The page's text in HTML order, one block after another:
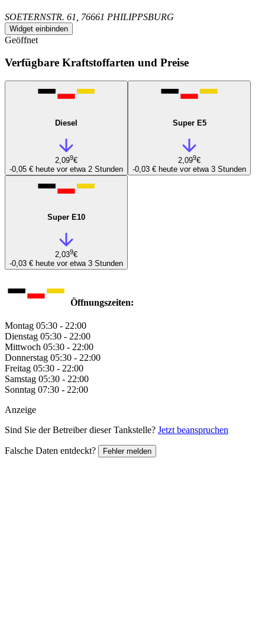
SOETERNSTR. 61, 76661 PHILIPPSBURG
Widget einbinden
Geöffnet
Verfügbare Kraftstoffarten und Preise
Diesel
2,099€
-0,05 € heute vor etwa 2 Stunden
Super E5
2,099€
-0,03 € heute vor etwa 3 Stunden
Super E10
2,039€
-0,03 € heute vor etwa 3 Stunden
Öffnungszeiten:
Montag 05:30 - 22:00
Dienstag 05:30 - 22:00
Mittwoch 05:30 - 22:00
Donnerstag 05:30 - 22:00
Freitag 05:30 - 22:00
Samstag 05:30 - 22:00
Sonntag 07:30 - 22:00
Anzeige
Sind Sie der Betreiber dieser Tankstelle? Jetzt beanspruchen
Falsche Daten entdeckt? Fehler melden